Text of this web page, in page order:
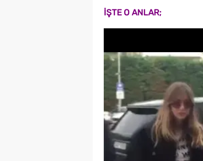
İŞTE O ANLAR;